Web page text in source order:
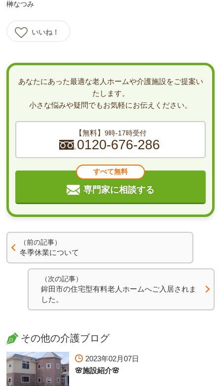
榊なつみ
いいね！
あなたにあった最適な老人ホームや介護施設をご提案い
たします。
小さな悩みや疑問でもお気軽にお伝えください。
0120-676-286
【無料】 9時-17時受付
すべて無料
専門家に相談する
（前の記事）
冬季休業について
（次の記事）
鉾田市の住宅型有料老人ホームへご入居されま
した。
その他の介護ブログ
2023年02月07日
🌸施設紹介🌸